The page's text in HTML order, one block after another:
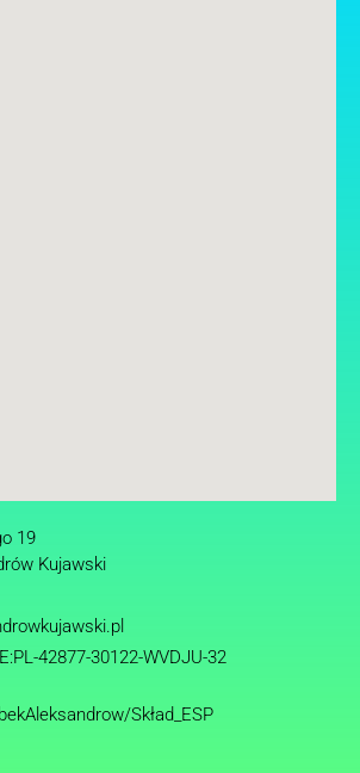
19
Kujawski
42877-30122-WVDJU-32
Skład_ESP